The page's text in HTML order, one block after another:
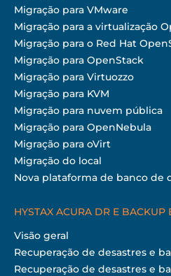
Migração para VMware
Migração para a virtualização
Migração para o Red Hat
Migração para OpenStack
Migração para Virtuozzo
Migração para KVM
Migração para nuvem pública
Migração para OpenNebula
Migração para oVirt
Migração do local
Nova plataforma de banco de
HYSTAX ACURA DR E BACKUP
Visão geral
Recuperação de desastres e
Recuperação de desastres e